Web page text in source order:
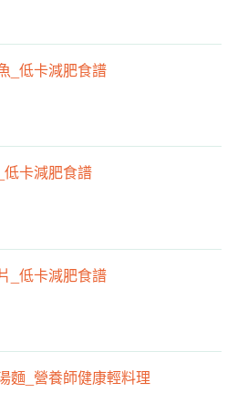
_低卡減肥食譜
卡減肥食譜
_低卡減肥食譜
麵_營養師健康輕料理